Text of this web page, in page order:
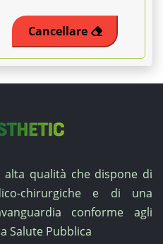
Cancellare
qualità che dispone di
chirurgiche e di una
conforme agli
Salute Pubblica